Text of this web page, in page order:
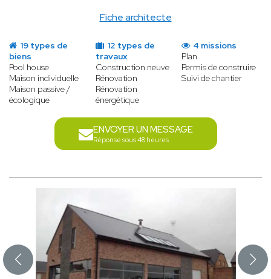
Fiche architecte
19 types de
biens
Pool house
Maison individuelle
Maison passive /
écologique
12 types de
travaux
Construction neuve
Rénovation
Rénovation
énergétique
4 missions
Plan
Permis de construire
Suivi de chantier
ENVOYER UN MESSAGE
Réponse sous 48 heures